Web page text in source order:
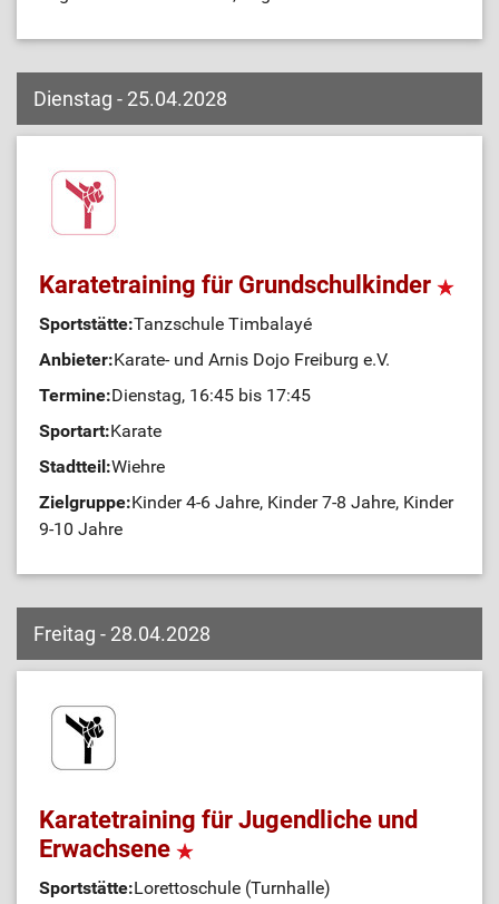
Dienstag - 25.04.2028
Karatetraining für Grundschulkinder
Sportstätte:Tanzschule Timbalayé
Anbieter:Karate- und Arnis Dojo Freiburg e.V.
Termine:Dienstag, 16:45 bis 17:45
Sportart:Karate
Stadtteil:Wiehre
Zielgruppe:Kinder 4-6 Jahre, Kinder 7-8 Jahre, Kinder
9-10 Jahre
Freitag - 28.04.2028
Karatetraining für Jugendliche und
Erwachsene
Sportstätte:Lorettoschule (Turnhalle)